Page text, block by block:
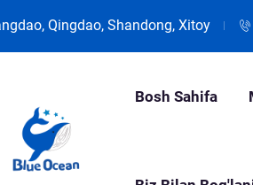
Qingdao, Shandong, Xitoy
Bosh Sahifa